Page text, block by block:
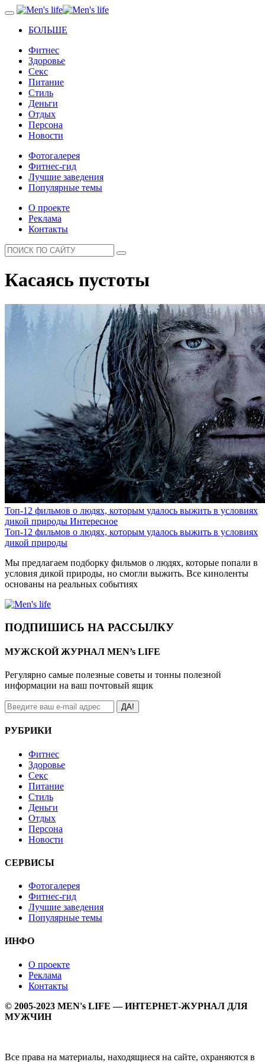
БОЛЬШЕ
Фитнес
Здоровье
Секс
Питание
Стиль
Деньги
Отдых
Персона
Новости
Фотогалерея
Фитнес-гид
Лучшие заведения
Популярные темы
О проекте
Реклама
Контакты
Касаясь пустоты
Топ-12 фильмов о людях, которым удалось выжить в условиях
дикой природы Интересное
Топ-12 фильмов о людях, которым удалось выжить в условиях
дикой природы
Мы предлагаем подборку фильмов о людях, которые попали в
условия дикой природы, но смогли выжить. Все киноленты
основаны на реальных событиях
ПОДПИШИСЬ НА РАССЫЛКУ
МУЖСКОЙ ЖУРНАЛ MEN’s LIFE
Регулярно самые полезные советы и тонны полезной
информации на ваш почтовый ящик
ДА!
РУБРИКИ
Фитнес
Здоровье
Секс
Питание
Стиль
Деньги
Отдых
Персона
Новости
СЕРВИСЫ
Фотогалерея
Фитнес-гид
Лучшие заведения
Популярные темы
ИНФО
О проекте
Реклама
Контакты
© 2005-2023 MEN's LIFE — ИНТЕРНЕТ-ЖУРНАЛ ДЛЯ
МУЖЧИН
Все права на материалы, находящиеся на сайте, охраняются в